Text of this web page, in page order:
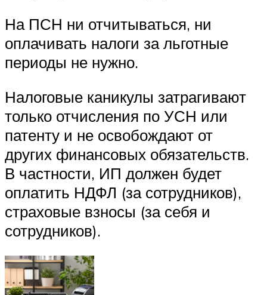
На ПСН ни отчитываться, ни
оплачивать налоги за льготные
периоды не нужно.
Налоговые каникулы затрагивают
только отчисления по УСН или
патенту и не освобождают от
других финансовых обязательств.
В частности, ИП должен будет
оплатить НДФЛ (за сотрудников),
страховые взносы (за себя и
сотрудников).